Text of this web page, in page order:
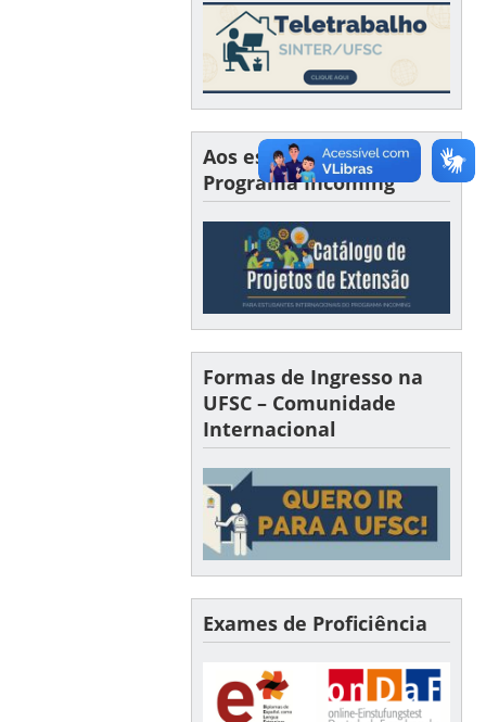
Aos estudantes do
Programa Incoming
Formas de Ingresso na
UFSC – Comunidade
Internacional
Exames de Proficiência